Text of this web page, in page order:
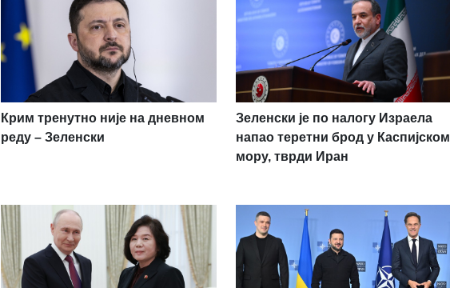
Крим тренутно није на дневном
реду – Зеленски
Зеленски је по налогу Израела
напао теретни брод у Каспијском
мору, тврди Иран